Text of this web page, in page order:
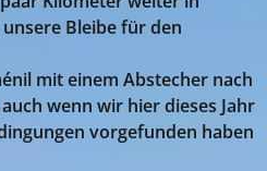
Bleibe für den
mit einem Abstecher nach
wenn wir hier dieses Jahr
vorgefunden haben